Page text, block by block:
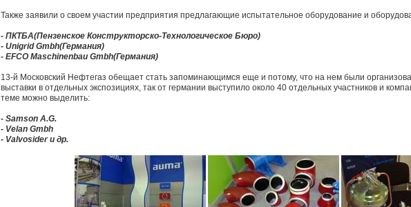
Также заявили о своем участии предприятия предлагающие испытательное оборудование и
- ПКТБА(Пензенское Конструкторско-Технологическое Бюро)
- Unigrid Gmbh(Германия)
- EFCO Maschinenbau Gmbh(Германия)
13-й Московский Нефтегаз обещает стать запоминающимся еще и потому, что на нем были
выставки в отдельных экспозициях, так от германии выступило около 40 отдельных участников и
теме можно выделить:
- Samson A.G.
- Velan Gmbh
- Valvosider и др.